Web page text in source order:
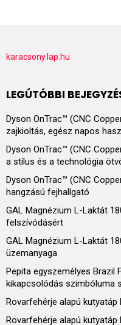
karacsony.lap.hu
LEGÚTÓBBI
Dyson OnTrac™ (CNC
zajkioltás, egész napos
Dyson OnTrac™ (CNC
a stílus és a technológia
Dyson OnTrac™ (CNC
hangzású fejhallgató
GAL Magnézium L-Laktát
felszívódásért
GAL Magnézium L-Laktát
üzemanyaga
Pepita egyszemélyes Brazil
kikapcsolódás szimbóluma
Rovarfehérje alapú
Rovarfehérje alapú